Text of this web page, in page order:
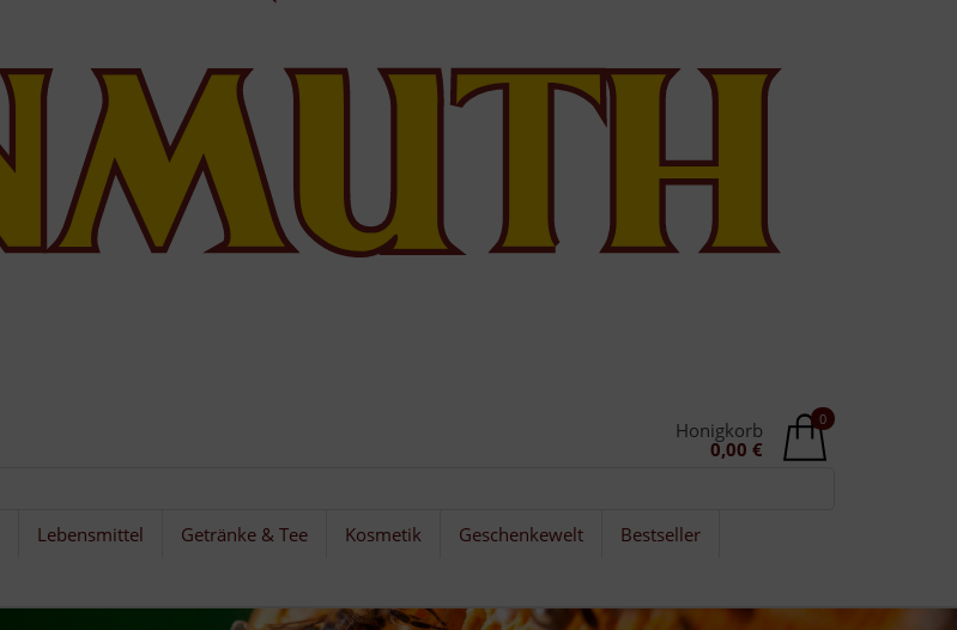
0
Honigkorb
0,00 €
Lebensmittel Getränke & Tee Kosmetik Geschenkewelt
Bestseller